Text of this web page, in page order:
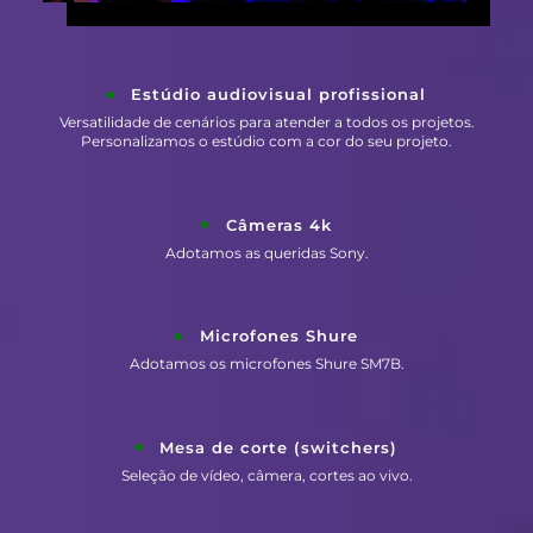
Estúdio audiovisual profissional
Versatilidade de cenários para atender a todos os projetos.
Personalizamos o estúdio com a cor do seu projeto.
Câmeras 4k
Adotamos as queridas Sony.
Microfones Shure
Adotamos os microfones Shure SM7B.
Mesa de corte (switchers)
Seleção de vídeo, câmera, cortes ao vivo.